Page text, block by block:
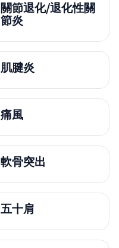
關節退化/退化性關
節炎
肌腱炎
痛風
軟骨突出
五十肩